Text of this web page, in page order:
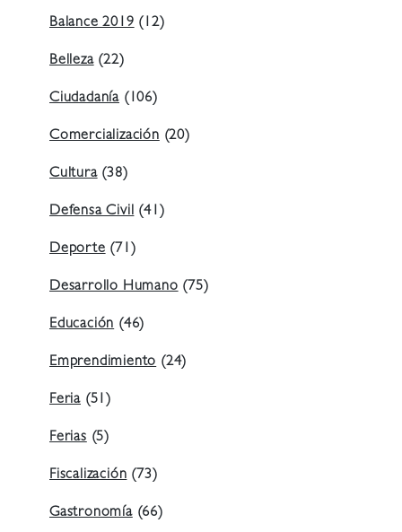
Balance 2019(12)
Belleza(22)
Ciudadanía (106)
Comercialización(20)
Cultura(38)
Defensa Civil(41)
Deporte(71)
Desarrollo Humano(75)
Educación(46)
Emprendimiento(24)
Feria (51)
Ferias(5)
Fiscalización(73)
Gastronomía(66)